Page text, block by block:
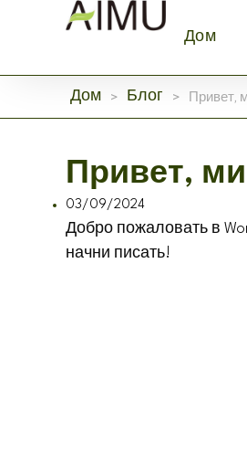
Дом
Дом > Блог > Привет,
Привет,
03/09/2024
Добро пожаловать в
начни писать!